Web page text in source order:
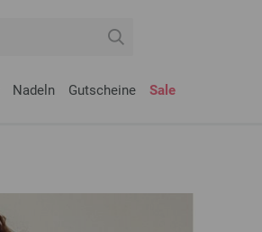
Nadeln Gutscheine Sale